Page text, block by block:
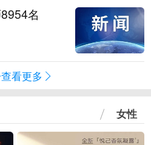
名
看更多
女性